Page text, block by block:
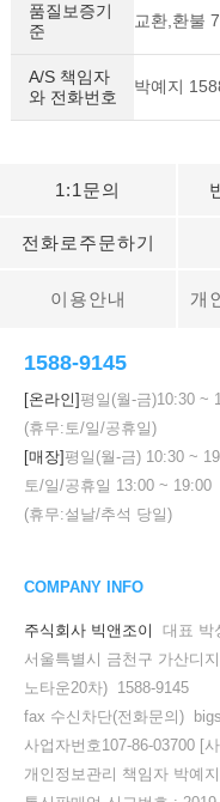
품질보증기
준
교환,환불
A/S 책임자
와 전화번호
박예지
1:1문의
전화로주문하기
이용안내 개
1588-9145
[온라인] 평일(월-금)10:30 ~
(휴무:토/일/공휴일)
[매장] 평일(월-금) 10:30 ~
토/일/공휴일 13:00 ~ 19:00
(휴무:설날/추석 당일)
COMPANY INFO
주식회사 빅앤조이
대표 박
서울특별시 금천구 가산디
노타운20차) 1588-9145
fax 수신차단(전화문의)
사업자번호107-86-03700 [
개인정보관리 책임자 박예지